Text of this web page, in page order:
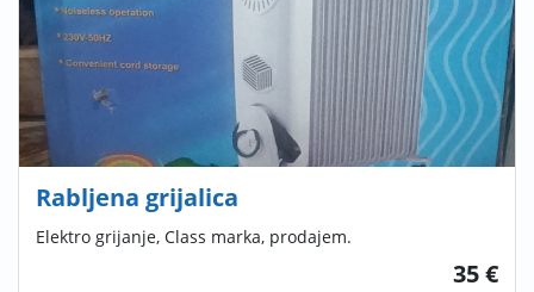
Rabljena grijalica
Elektro grijanje, Class marka, prodajem.
35 €